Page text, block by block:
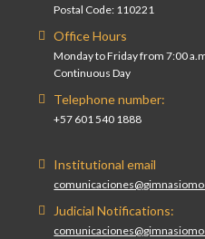
Postal Code: 110221
Office Hours
Monday to Friday from 7:00
Continuous Day
Telephone number:
+57 601 540 1888
Institutional email
Judicial Notifications: